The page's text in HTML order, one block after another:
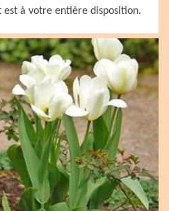
à votre entière disposition.